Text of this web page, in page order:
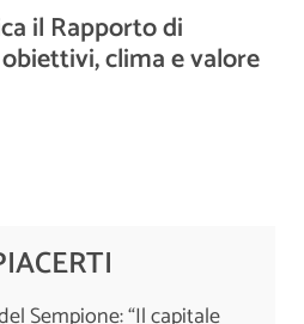
il Rapporto di
clima e valore